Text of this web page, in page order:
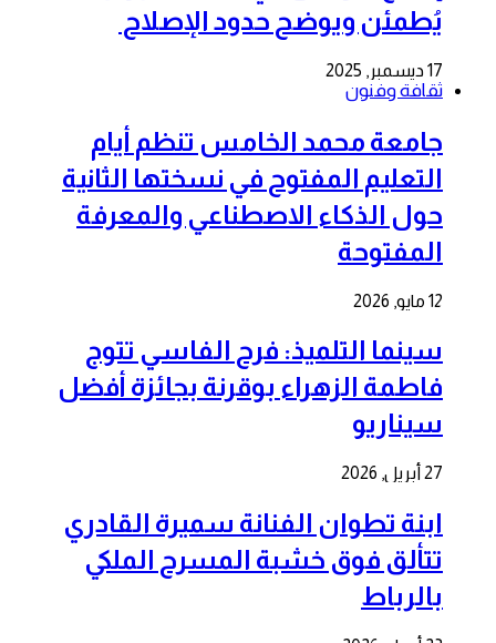
يُطمئن ويوضح حدود الإصلاح
17 ديسمبر, 2025
ثقافة وفنون
جامعة محمد الخامس تنظم أيام
التعليم المفتوح في نسختها الثانية
حول الذكاء الاصطناعي والمعرفة
المفتوحة
12 مايو, 2026
سينما التلميذ: فرح الفاسي تتوج
فاطمة الزهراء بوقرنة بجائزة أفضل
سيناريو
27 أبريل, 2026
ابنة تطوان الفنانة سميرة القادري
تتألق فوق خشبة المسرح الملكي
بالرباط